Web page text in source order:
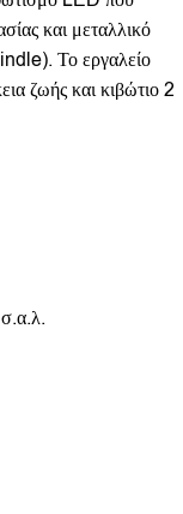
και μεταλλικό
Το εργαλείο
ζωής και κιβώτιο 2